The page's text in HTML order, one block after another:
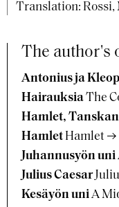
Translation: Rossi,
The author's
Antonius ja
HairauksiaThe
Hamlet,
Hamlet Hamlet
Juhannusyön uni
Julius Caesar
Kesäyön uniA